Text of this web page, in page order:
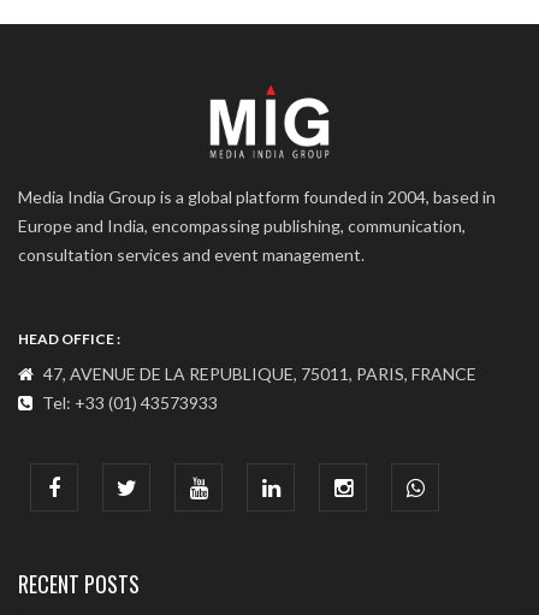
Media India Group is a global platform founded in 2004, based in
Europe and India, encompassing publishing, communication,
consultation services and event management.
HEAD OFFICE :
47, AVENUE DE LA REPUBLIQUE, 75011, PARIS, FRANCE
Tel: +33 (01) 43573933
India : 607, DLF Tower-A, Jasola District Centre, Jasola, New
RECENT POSTS